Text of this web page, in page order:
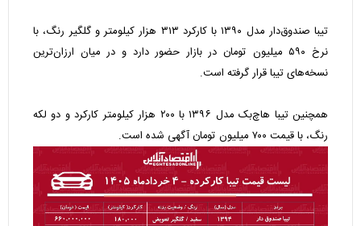
تیبا صندوق‌دار مدل ۱۳۹۰ با کارکرد ۳۱۳ هزار کیلومتر و گلگیر رنگ، با
نرخ ۵۹۰ میلیون تومان در بازار حضور دارد و در میان ارزان‌ترین
نسخه‌های تیبا قرار گرفته است.
همچنین تیبا هاچ‌بک مدل ۱۳۹۶ با ۲۰۰ هزار کیلومتر کارکرد و دو لکه
رنگ، با قیمت ۷۰۰ میلیون تومان آگهی شده است.